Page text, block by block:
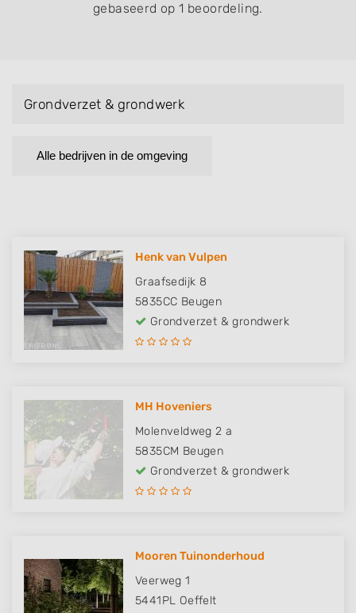
gebaseerd op 1 beoordeling.
Grondverzet & grondwerk
Alle bedrijven in de omgeving
Henk van Vulpen
Graafsedijk 8
5835CC Beugen
Grondverzet & grondwerk
MH Hoveniers
Molenveldweg 2 a
5835CM Beugen
Grondverzet & grondwerk
Mooren Tuinonderhoud
Veerweg 1
5441PL Oeffelt